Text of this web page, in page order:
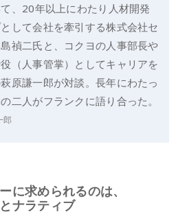
、20年以上にわたり人材開発
して会社を牽引する株式会社セ
禎二氏と、コクヨの人事部長や
（人事管掌）としてキャリアを
原謙一郎が対談。長年にわたっ
二人がフランクに語り合った。
郎
に求められるのは、
ナラティブ